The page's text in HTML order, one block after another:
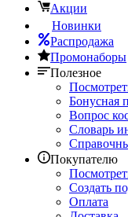
Акции
Новинки
Распродажа
Промонаборы
Полезное
Бонусная
Вопрос
Словарь
Покупателю
Создать
Оплата